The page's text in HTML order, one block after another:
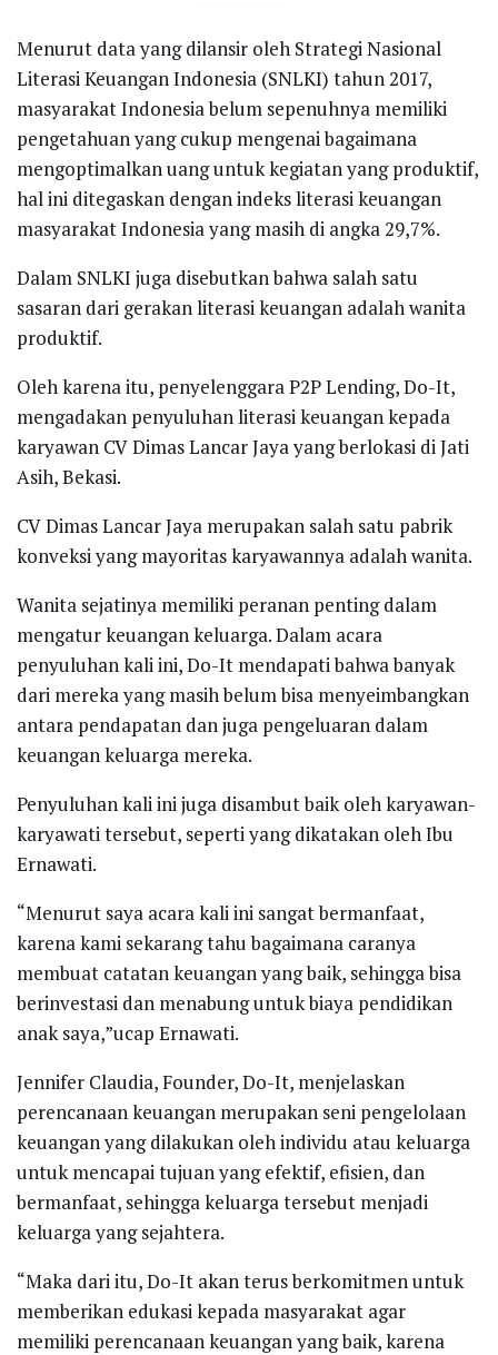
Menurut data yang dilansir oleh Strategi Nasional
Literasi Keuangan Indonesia (SNLKI) tahun 2017,
masyarakat Indonesia belum sepenuhnya memiliki
pengetahuan yang cukup mengenai bagaimana
mengoptimalkan uang untuk kegiatan yang produktif,
hal ini ditegaskan dengan indeks literasi keuangan
masyarakat Indonesia yang masih di angka 29,7%.
Dalam SNLKI juga disebutkan bahwa salah satu
sasaran dari gerakan literasi keuangan adalah wanita
produktif.
Oleh karena itu, penyelenggara P2P Lending, Do-It,
mengadakan penyuluhan literasi keuangan kepada
karyawan CV Dimas Lancar Jaya yang berlokasi di Jati
Asih, Bekasi.
CV Dimas Lancar Jaya merupakan salah satu pabrik
konveksi yang mayoritas karyawannya adalah wanita.
Wanita sejatinya memiliki peranan penting dalam
mengatur keuangan keluarga. Dalam acara
penyuluhan kali ini, Do-It mendapati bahwa banyak
dari mereka yang masih belum bisa menyeimbangkan
antara pendapatan dan juga pengeluaran dalam
keuangan keluarga mereka.
Penyuluhan kali ini juga disambut baik oleh karyawan-
karyawati tersebut, seperti yang dikatakan oleh Ibu
Ernawati.
“Menurut saya acara kali ini sangat bermanfaat,
karena kami sekarang tahu bagaimana caranya
membuat catatan keuangan yang baik, sehingga bisa
berinvestasi dan menabung untuk biaya pendidikan
anak saya,”ucap Ernawati.
Jennifer Claudia, Founder, Do-It, menjelaskan
perencanaan keuangan merupakan seni pengelolaan
keuangan yang dilakukan oleh individu atau keluarga
untuk mencapai tujuan yang efektif, efisien, dan
bermanfaat, sehingga keluarga tersebut menjadi
keluarga yang sejahtera.
“Maka dari itu, Do-It akan terus berkomitmen untuk
memberikan edukasi kepada masyarakat agar
memiliki perencanaan keuangan yang baik, karena